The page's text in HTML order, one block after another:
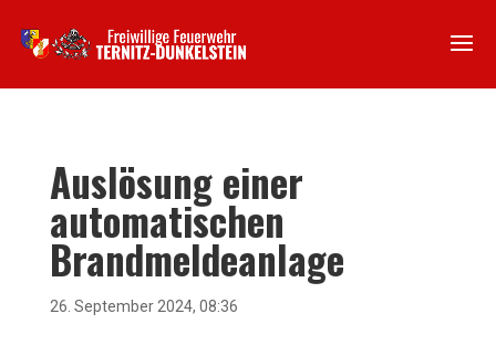
Auslösung einer
automatischen
Brandmeldeanlage
26. September 2024, 08:36